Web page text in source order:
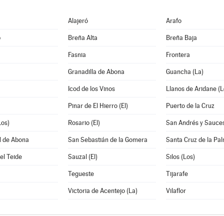
Alajeró Arafo
Breña Alta Breña Baja
Fasnia Frontera
Granadilla de Abona Guancha (La)
Icod de los Vinos Llanos de Aridane
Pinar de El Hierro (El) Puerto de la Cruz
Rosario (El) San Andrés y
de Abona San Sebastián de la Gomera Santa Cruz de la
Teide Sauzal (El) Silos (Los)
Tegueste Tijarafe
Victoria de Acentejo (La) Vilaflor